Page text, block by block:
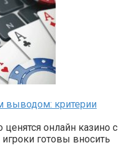
выводом: критерии
онлайн казино с
готовы вносить